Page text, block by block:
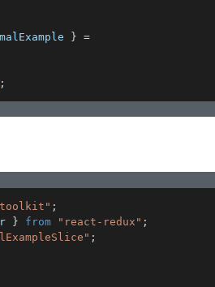
}
=
;
toolkit" ;
} from "react-redux" ;
;